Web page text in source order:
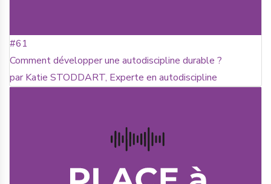
#61
Comment développer une autodiscipline durable ?
par Katie STODDART, Experte en autodiscipline